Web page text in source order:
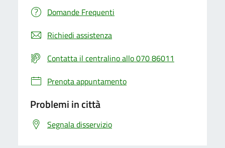
Domande Frequenti
Richiedi assistenza
Contatta il centralino allo 070 86011
Prenota appuntamento
Problemi in città
Segnala disservizio